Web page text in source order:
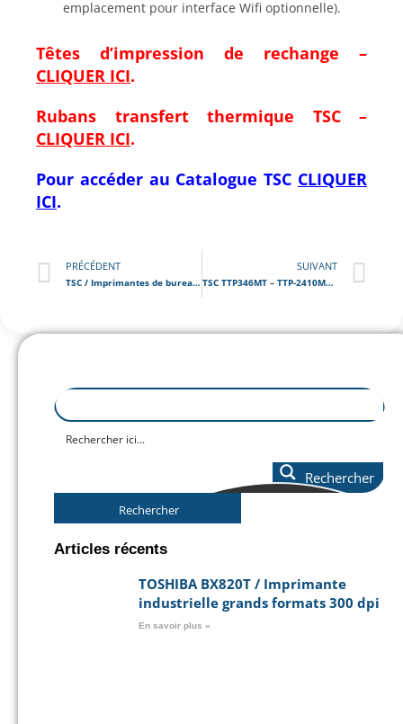
emplacement pour interface Wifi optionnelle).
Têtes d’impression de rechange –
CLIQUER ICI.
Rubans transfert thermique TSC –
CLIQUER ICI.
Pour accéder au CatalogueTSC CLIQUER
ICI.
PRÉCÉDENT
TSC / Imprimantes de bureau transfert thermique
SUIVANT
TSC TTP346MT – TTP-2410MT Series / Imprimante d’étiquettes industrielle avec écran tactile
Rechercher
Rechercher
Articles récents
TOSHIBA BX820T / Imprimante
industrielle grands formats 300 dpi
En savoir plus »